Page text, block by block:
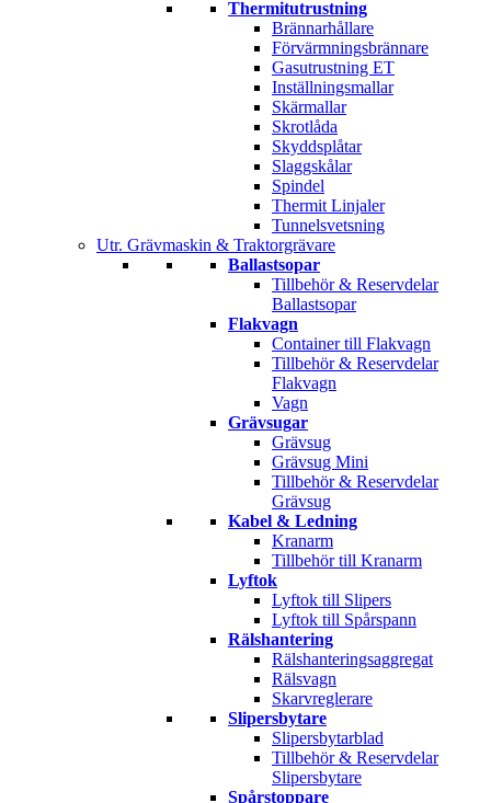
Thermitutrustning
Brännarhållare
Förvärmningsbrännare
Gasutrustning ET
Inställningsmallar
Skärmallar
Skrotlåda
Skyddsplåtar
Slaggskålar
Spindel
Thermit Linjaler
Tunnelsvetsning
Utr. Grävmaskin & Traktorgrävare
Ballastsopar
Tillbehör & Reservdelar
Ballastsopar
Flakvagn
Container till Flakvagn
Tillbehör & Reservdelar
Flakvagn
Vagn
Grävsugar
Grävsug
Grävsug Mini
Tillbehör & Reservdelar
Grävsug
Kabel & Ledning
Kranarm
Tillbehör till Kranarm
Lyftok
Lyftok till Slipers
Lyftok till Spårspann
Rälshantering
Rälshanteringsaggregat
Rälsvagn
Skarvreglerare
Slipersbytare
Slipersbytarblad
Tillbehör & Reservdelar
Slipersbytare
Spårstoppare